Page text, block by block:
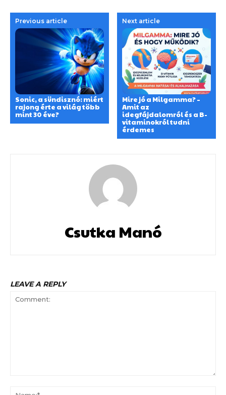
Previous article
Sonic, a sündisznó: miért
rajong érte a világ több
mint 30 éve?
Next article
Mire jó a Milgamma? –
Amit az
idegfájdalomról és a B-
vitaminokról tudni
érdemes
Csutka Manó
LEAVE A REPLY